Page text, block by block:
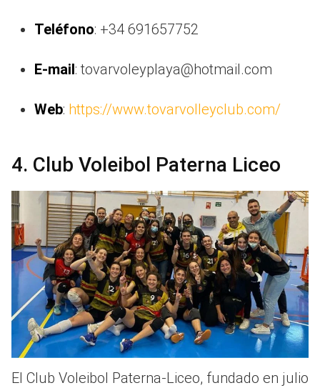
Teléfono: +34 691657752
E-mail: tovarvoleyplaya@hotmail.com
Web: https://www.tovarvolleyclub.com/
4. Club Voleibol Paterna Liceo
El Club Voleibol Paterna-Liceo, fundado en julio